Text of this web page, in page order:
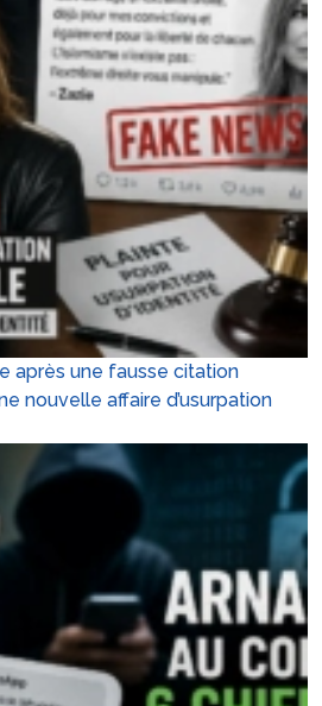
après une fausse citation
nouvelle affaire d’usurpation